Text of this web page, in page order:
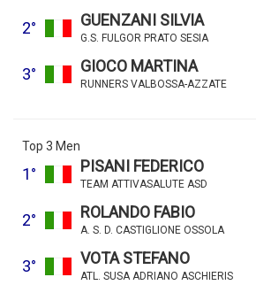
2° GUENZANI SILVIA
G.S. FULGOR PRATO SESIA
3° GIOCO MARTINA
RUNNERS VALBOSSA-AZZATE
Top 3 Men
1° PISANI FEDERICO
TEAM ATTIVASALUTE ASD
2° ROLANDO FABIO
A. S. D. CASTIGLIONE OSSOLA
3° VOTA STEFANO
ATL. SUSA ADRIANO ASCHIERIS